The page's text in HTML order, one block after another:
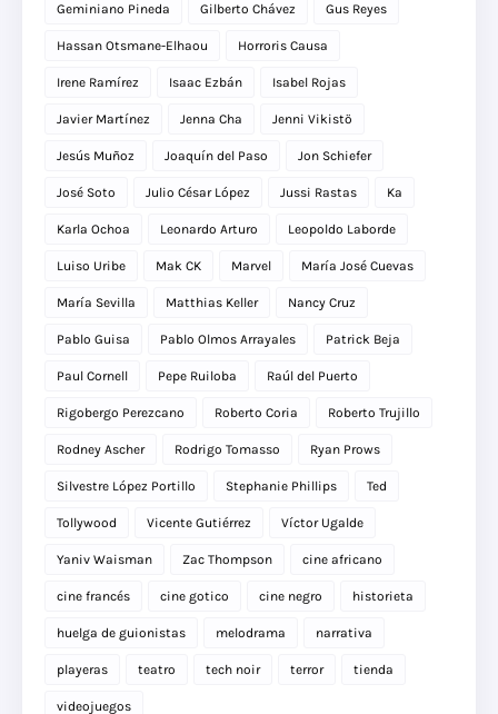
Geminiano Pineda Gilberto Chávez Gus Reyes
Hassan Otsmane-Elhaou Horroris Causa
Irene Ramírez Isaac Ezbán Isabel Rojas
Javier Martínez Jenna Cha Jenni Vikistö
Jesús Muñoz Joaquín del Paso Jon Schiefer
José Soto Julio César López Jussi Rastas Ka
Karla Ochoa Leonardo Arturo Leopoldo Laborde
Luiso Uribe Mak CK Marvel María José Cuevas
María Sevilla Matthias Keller Nancy Cruz
Pablo Guisa Pablo Olmos Arrayales Patrick Beja
Paul Cornell Pepe Ruiloba Raúl del Puerto
Rigobergo Perezcano Roberto Coria Roberto Trujillo
Rodney Ascher Rodrigo Tomasso Ryan Prows
Silvestre López Portillo Stephanie Phillips Ted
Tollywood Vicente Gutiérrez Víctor Ugalde
Yaniv Waisman Zac Thompson cine africano
cine francés cine gotico cine negro historieta
huelga de guionistas melodrama narrativa
playeras teatro tech noir terror tienda
videojuegos